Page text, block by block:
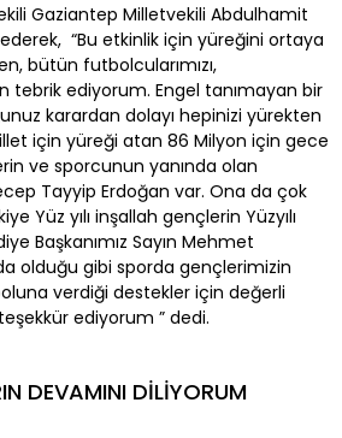
Gaziantep Milletvekili Abdulhamit
“Bu etkinlik için yüreğini ortaya
bütün futbolcularımızı,
tebrik ediyorum. Engel tanımayan bir
karardan dolayı hepinizi yürekten
için yüreği atan 86 Milyon için gece
ve sporcunun yanında olan
Tayyip Erdoğan var. Ona da çok
Yüz yılı inşallah gençlerin Yüzyılı
Başkanımız Sayın Mehmet
olduğu gibi sporda gençlerimizin
verdiği destekler için değerli
ediyorum ” dedi.
DEVAMINI DİLİYORUM